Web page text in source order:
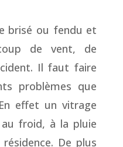
brisé ou fendu et
de vent, de
Il faut faire
problèmes que
effet un vitrage
au froid, à la pluie
De plus